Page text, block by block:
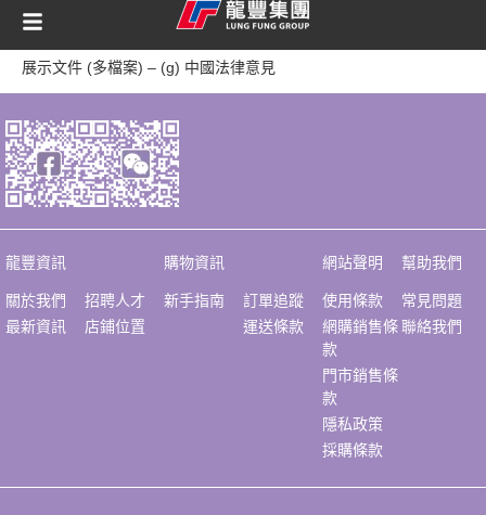
content
展示文件 (多檔案) – (g) 中國法律意見
龍豐資訊 購物資訊 網站聲明 幫助我們
關於我們
最新資訊
招聘人才
店鋪位置
新手指南
訂單追蹤
運送條款
使用條款
網購銷售條
款
門市銷售條
款
隱私政策
採購條款
常見問題
聯絡我們